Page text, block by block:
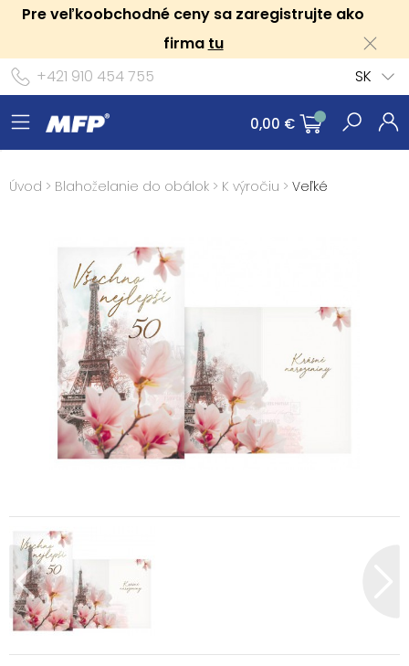
Pre veľkoobchodné ceny sa zaregistrujte ako
firma tu
+421 910 454 755
SK
0,00 €
Úvod > Blahoželanie do obálok > K výročiu > Veľké